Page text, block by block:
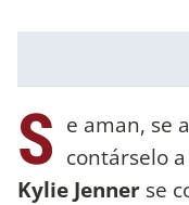
S e aman, se
contárselo
Kylie Jenner se